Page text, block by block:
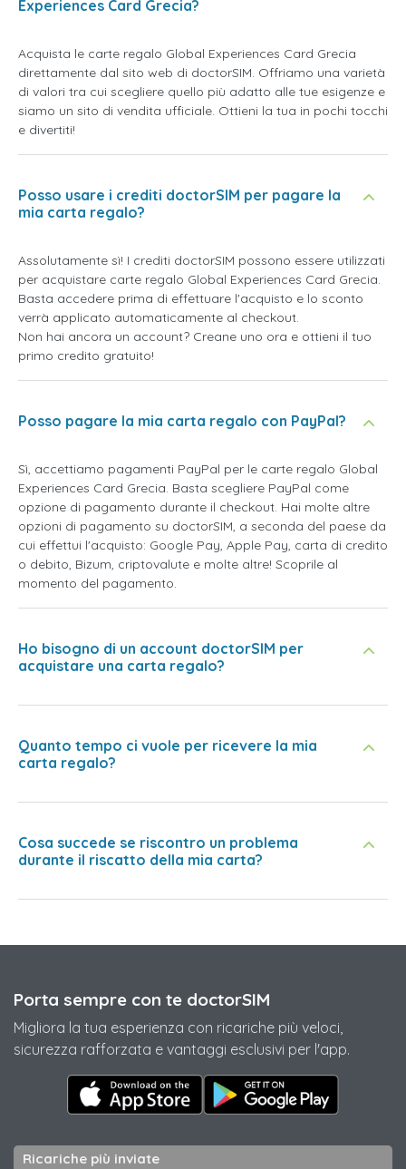
Experiences Card Grecia?
Acquista le carte regalo Global Experiences Card Grecia
direttamente dal sito web di doctorSIM. Offriamo una varietà
di valori tra cui scegliere quello più adatto alle tue esigenze e
siamo un sito di vendita ufficiale. Ottieni la tua in pochi tocchi
e divertiti!
Posso usare i crediti doctorSIM per pagare la
mia carta regalo?
Assolutamente sì! I crediti doctorSIM possono essere utilizzati
per acquistare carte regalo Global Experiences Card Grecia.
Basta accedere prima di effettuare l'acquisto e lo sconto
verrà applicato automaticamente al checkout.
Non hai ancora un account? Creane uno ora e ottieni il tuo
primo credito gratuito!
Posso pagare la mia carta regalo con PayPal?
Sì, accettiamo pagamenti PayPal per le carte regalo Global
Experiences Card Grecia. Basta scegliere PayPal come
opzione di pagamento durante il checkout. Hai molte altre
opzioni di pagamento su doctorSIM, a seconda del paese da
cui effettui l'acquisto: Google Pay, Apple Pay, carta di credito
o debito, Bizum, criptovalute e molte altre! Scoprile al
momento del pagamento.
Ho bisogno di un account doctorSIM per
acquistare una carta regalo?
Quanto tempo ci vuole per ricevere la mia
carta regalo?
Cosa succede se riscontro un problema
durante il riscatto della mia carta?
Porta sempre con te doctorSIM
Migliora la tua esperienza con ricariche più veloci,
sicurezza rafforzata e vantaggi esclusivi per l'app.
Ricariche più inviate